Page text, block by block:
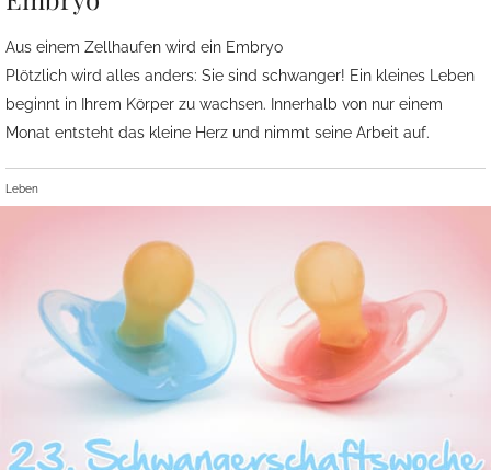
Aus einem Zellhaufen wird ein Embryo
Plötzlich wird alles anders: Sie sind schwanger! Ein kleines Leben
beginnt in Ihrem Körper zu wachsen. Innerhalb von nur einem
Monat entsteht das kleine Herz und nimmt seine Arbeit auf.
Leben